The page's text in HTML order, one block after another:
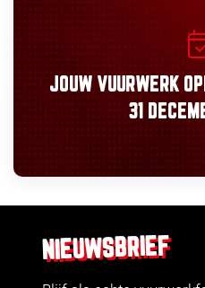
JOUW VUURWERK
31
NIEUWSBRIEF